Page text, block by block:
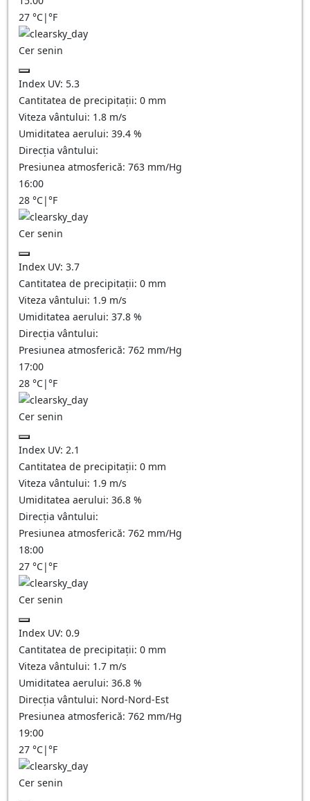
27 °C|°F
Cer senin
Index UV: 5.3
Cantitatea de precipitații: 0 mm
Viteza vântului: 1.8 m/s
Umiditatea aerului: 39.4 %
Direcția vântului:
Presiunea atmosferică: 763 mm/Hg
16:00
28 °C|°F
Cer senin
Index UV: 3.7
Cantitatea de precipitații: 0 mm
Viteza vântului: 1.9 m/s
Umiditatea aerului: 37.8 %
Direcția vântului:
Presiunea atmosferică: 762 mm/Hg
17:00
28 °C|°F
Cer senin
Index UV: 2.1
Cantitatea de precipitații: 0 mm
Viteza vântului: 1.9 m/s
Umiditatea aerului: 36.8 %
Direcția vântului:
Presiunea atmosferică: 762 mm/Hg
18:00
27 °C|°F
Cer senin
Index UV: 0.9
Cantitatea de precipitații: 0 mm
Viteza vântului: 1.7 m/s
Umiditatea aerului: 36.8 %
Direcția vântului: Nord-Nord-Est
Presiunea atmosferică: 762 mm/Hg
19:00
27 °C|°F
Cer senin